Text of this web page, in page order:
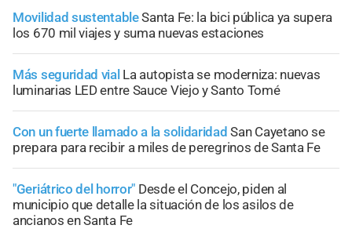
Movilidad sustentableSanta Fe: la bici pública ya supera
los 670 mil viajes y suma nuevas estaciones
Más seguridad vial La autopista se moderniza: nuevas
luminarias LED entre Sauce Viejo y Santo Tomé
Con un fuerte llamado a la solidaridad San Cayetano se
prepara para recibir a miles de peregrinos de Santa Fe
"Geriátrico del horror" Desde el Concejo, piden al
municipio que detalle la situación de los asilos de
ancianos en Santa Fe